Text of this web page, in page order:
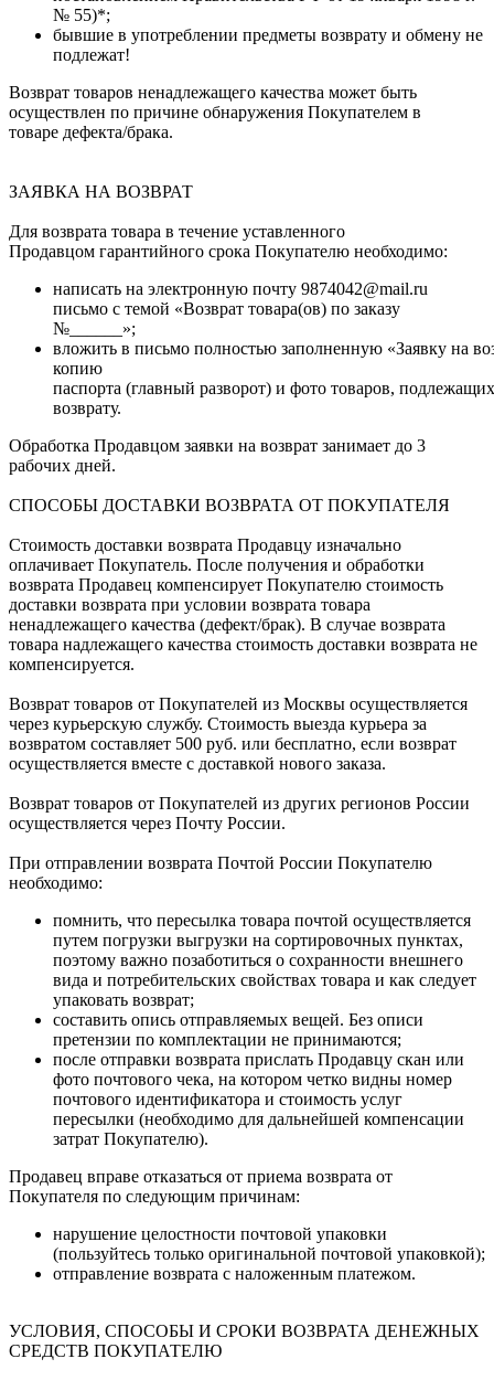
№ 55)*;
бывшие в употреблении предметы возврату и обмену не
подлежат!
Возврат товаров ненадлежащего качества может быть
осуществлен по причине обнаружения Покупателем в
товаре дефекта/брака.
ЗАЯВКА НА ВОЗВРАТ
Для возврата товара в течение уставленного
Продавцом гарантийного срока Покупателю необходимо:
написать на электронную почту 9874042@mail.ru
письмо с темой «Возврат товара(ов) по заказу
№______»;
вложить в письмо полностью заполненную «Заявку на
копию
паспорта (главный разворот) и фото товаров, подлежащих
возврату.
Обработка Продавцом заявки на возврат занимает до 3
рабочих дней.
СПОСОБЫ ДОСТАВКИ ВОЗВРАТА ОТ ПОКУПАТЕЛЯ
Стоимость доставки возврата Продавцу изначально
оплачивает Покупатель. После получения и обработки
возврата Продавец компенсирует Покупателю стоимость
доставки возврата при условии возврата товара
ненадлежащего качества (дефект/брак). В случае возврата
товара надлежащего качества стоимость доставки возврата не
компенсируется.
Возврат товаров от Покупателей из Москвы осуществляется
через курьерскую службу. Стоимость выезда курьера за
возвратом составляет 500 руб. или бесплатно, если возврат
осуществляется вместе с доставкой нового заказа.
Возврат товаров от Покупателей из других регионов России
осуществляется через Почту России.
При отправлении возврата Почтой России Покупателю
необходимо:
помнить, что пересылка товара почтой осуществляется
путем погрузки выгрузки на сортировочных пунктах,
поэтому важно позаботиться о сохранности внешнего
вида и потребительских свойствах товара и как следует
упаковать возврат;
составить опись отправляемых вещей. Без описи
претензии по комплектации не принимаются;
после отправки возврата прислать Продавцу скан или
фото почтового чека, на котором четко видны номер
почтового идентификатора и стоимость услуг
пересылки (необходимо для дальнейшей компенсации
затрат Покупателю).
Продавец вправе отказаться от приема возврата от
Покупателя по следующим причинам:
нарушение целостности почтовой упаковки
(пользуйтесь только оригинальной почтовой упаковкой);
отправление возврата с наложенным платежом.
УСЛОВИЯ, СПОСОБЫ И СРОКИ ВОЗВРАТА ДЕНЕЖНЫХ
СРЕДСТВ ПОКУПАТЕЛЮ